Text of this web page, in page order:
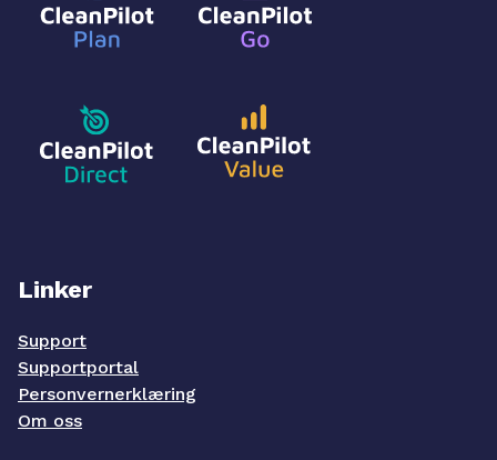
Linker
Support
Supportportal
Personvernerklæring
Om oss